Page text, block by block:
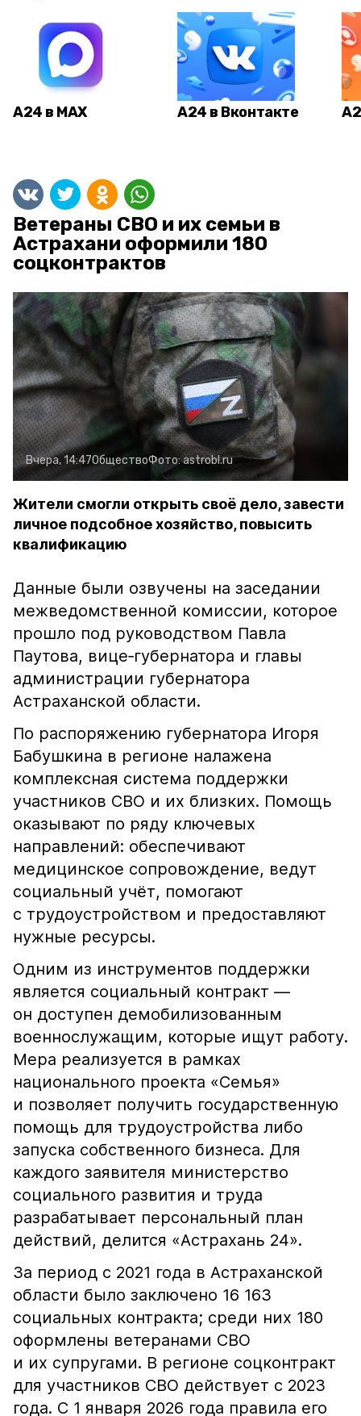
А24 в MAX А24 в Вконтакте
Ветераны СВО и их семьи в
Астрахани оформили 180
соцконтрактов
Вчера, 14:47ОбществоФото:astrobl.ru
Жители смогли открыть своё дело, завести
личное подсобное хозяйство, повысить
квалификацию
Данные были озвучены на заседании
межведомственной комиссии, которое
прошло под руководством Павла
Паутова, вице‑губернатора и главы
администрации губернатора
Астраханской области.
По распоряжению губернатора Игоря
Бабушкина в регионе налажена
комплексная система поддержки
участников СВО и их близких. Помощь
оказывают по ряду ключевых
направлений: обеспечивают
медицинское сопровождение, ведут
социальный учёт, помогают
с трудоустройством и предоставляют
нужные ресурсы.
Одним из инструментов поддержки
является социальный контракт —
он доступен демобилизованным
военнослужащим, которые ищут работу.
Мера реализуется в рамках
национального проекта «Семья»
и позволяет получить государственную
помощь для трудоустройства либо
запуска собственного бизнеса. Для
каждого заявителя министерство
социального развития и труда
разрабатывает персональный план
действий, делится «Астрахань 24».
За период с 2021 года в Астраханской
области было заключено 16 163
социальных контракта; среди них 180
оформлены ветеранами СВО
и их супругами. В регионе соцконтракт
для участников СВО действует с 2023
года. С 1 января 2026 года правила его